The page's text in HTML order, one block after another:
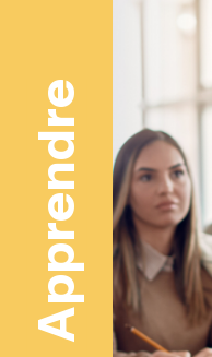
Apprendre